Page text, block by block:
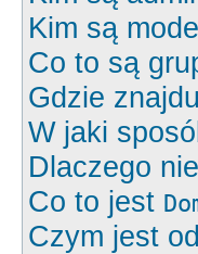
Kim są
Co to są
Gdzie
W jaki
Dlaczego
Co to jest
Czym jest